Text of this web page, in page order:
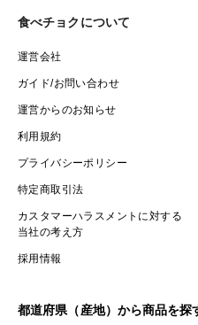
食べチョクについて
運営会社
ガイド/お問い合わせ
運営からのお知らせ
利用規約
プライバシーポリシー
特定商取引法
カスタマーハラスメントに対する
当社の考え方
採用情報
都道府県（産地）から商品を探